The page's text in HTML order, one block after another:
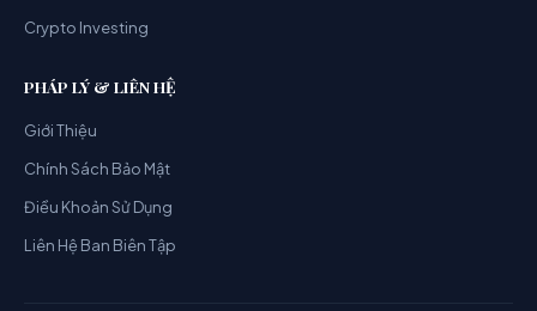
Crypto Investing
PHÁP LÝ & LIÊN HỆ
Giới Thiệu
Chính Sách Bảo Mật
Điều Khoản Sử Dụng
Liên Hệ Ban Biên Tập